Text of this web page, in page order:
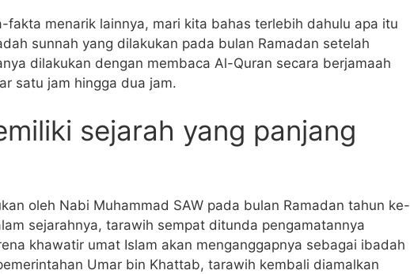
fakta menarik lainnya, mari kita bahas terlebih dahulu apa itu
sunnah yang dilakukan pada bulan Ramadan setelah
dilakukan dengan membaca Al-Quran secara berjamaah
satu jam hingga dua jam.
sejarah yang panjang
oleh Nabi Muhammad SAW pada bulan Ramadan tahun ke-
sejarahnya, tarawih sempat ditunda pengamatannya
khawatir umat Islam akan menganggapnya sebagai ibadah
Umar bin Khattab, tarawih kembali diamalkan